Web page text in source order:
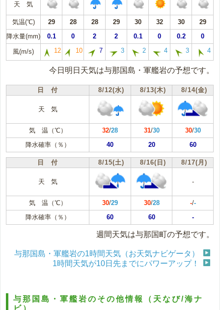
天 気
気温(℃) 29 28 28 29 30 32 30
29
降水量(mm)
0.1 0 2 2 0.1 0 0.2 0
風(m/s) 12 10 7 3 2 4 3 4
今日明日天気は与那国島・軍艦岩の予想です。
日 付 8/12(水) 8/13(木) 8/14(金)
天 気
気 温（℃） 32/28 31/30 30/30
降水確率（％）
40 20 60
日 付 8/15(土) 8/16(日) 8/17(月)
天 気 -
気 温（℃） 30/29 30/28 -/-
降水確率（％）
60 60 -
週間天気は与那国町の予想です。
与那国島・軍艦岩の1時間天気（お天気ナビゲータ）
1時間天気が10日先までにパワーアップ！
与那国島・軍艦岩のその他情報（天なび/海ナ
ビ）